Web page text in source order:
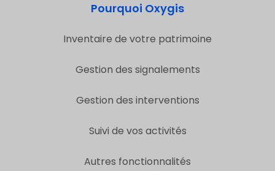
Pourquoi Oxygis
Inventaire de votre patrimoine
Gestion des signalements
Gestion des interventions
Suivi de vos activités
Autres fonctionnalités